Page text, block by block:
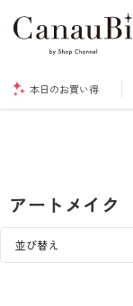
本日のお買い得
アートメイク